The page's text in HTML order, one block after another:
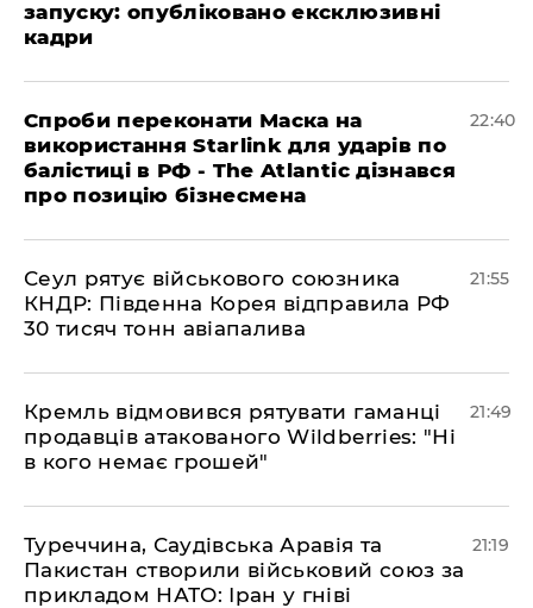
запуску: опубліковано ексклюзивні
кадри
​Спроби переконати Маска на
використання Starlink для ударів по
балістиці в РФ - The Atlantic дізнався
про позицію бізнесмена
22:40
​Сеул рятує військового союзника
КНДР: Південна Корея відправила РФ
30 тисяч тонн авіапалива
21:55
​Кремль відмовився рятувати гаманці
продавців атакованого Wildberries: "Ні
в кого немає грошей"
21:49
​Туреччина, Саудівська Аравія та
Пакистан створили військовий союз за
прикладом НАТО: Іран у гніві
21:19